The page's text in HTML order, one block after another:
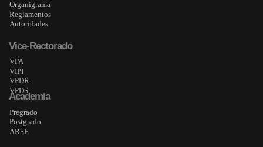
Organigrama
Reglamentos
Autoridades
Vice-Rectorado
VPA
VIPI
VPDR
VPDS
Academia
Pregrado
Postgrado
ARSE